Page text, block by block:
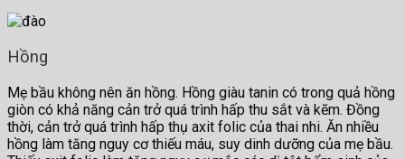
Hồng
Mẹ bầu không nên ăn hồng. Hồng giàu tanin có trong quả hồng
giòn có khả năng cản trở quá trình hấp thu sắt và kẽm. Đồng
thời, cản trở quá trình hấp thụ axit folic của thai nhi. Ăn nhiều
hồng làm tăng nguy cơ thiếu máu, suy dinh dưỡng của mẹ bầu.